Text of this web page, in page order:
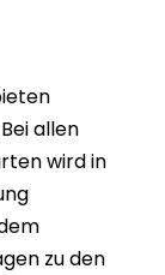
allen
wird in
zu den